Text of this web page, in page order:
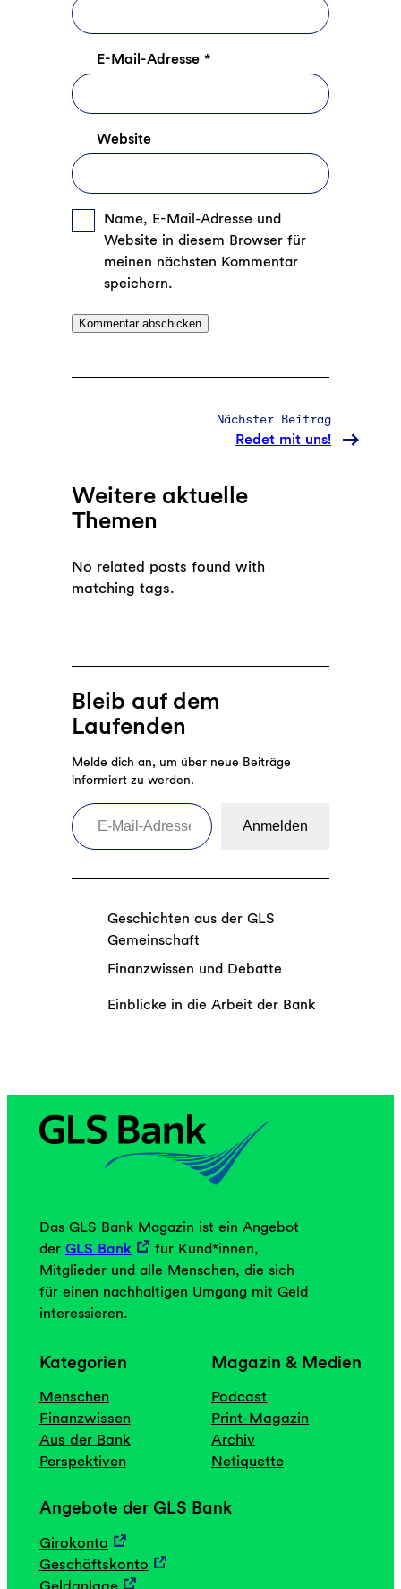
E-Mail-Adresse *
Website
Name, E-Mail-Adresse und
Website in diesem Browser für
meinen nächsten Kommentar
speichern.
Nächster Beitrag
Redet mit uns!
Weitere aktuelle
Themen
No related posts found with
matching tags.
Bleib auf dem
Laufenden
Melde dich an, um über neue Beiträge
informiert zu werden.
E-Mail-Adresse eingeben
Anmelden
Geschichten aus der GLS
Gemeinschaft
Finanzwissen und Debatte
Einblicke in die Arbeit der Bank
Das GLS Bank Magazin ist ein Angebot
der GLS Bank
für Kund*innen,
Mitglieder und alle Menschen, die sich
für einen nachhaltigen Umgang mit Geld
interessieren.
Kategorien
Menschen
Finanzwissen
Aus der Bank
Perspektiven
Magazin & Medien
Podcast
Print-Magazin
Archiv
Netiquette
Angebote der GLS Bank
Girokonto
Geschäftskonto
Geldanlage